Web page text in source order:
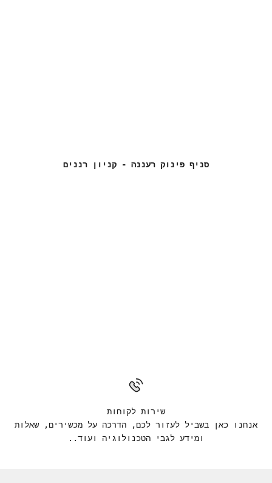
סניף פינוק רעננה - קניון רננים
שירות לקוחות
אנחנו כאן בשביל לעזור לכם, הדרכה על מכשירים, שאלות
ומידע לגבי הטכנולוגיה ועוד..